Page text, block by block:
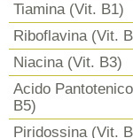
Tiamina (Vit. B1)
Riboflavina (Vit.
Niacina (Vit. B3)
Acido
B5)
Piridossina (Vit.